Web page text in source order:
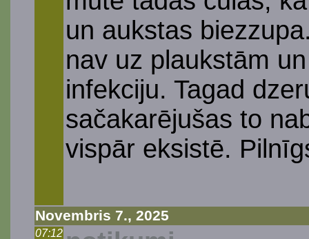
un aukstas
nav uz plaukstām
infekciju. Tagad
sačakarējušas to
vispār eksistē.
Novembris 7., 2025
07:12